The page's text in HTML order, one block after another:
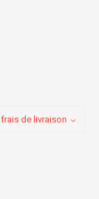
de livraison